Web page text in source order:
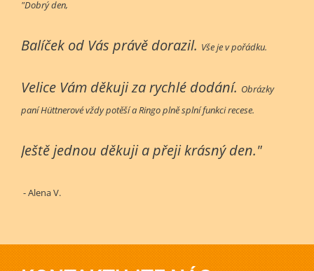
"Dobrý den,
Balíček od Vás právě dorazil. Vše je v pořádku.
Velice Vám děkuji za rychlé dodání. Obrázky
paní Hüttnerové vždy potěší a Ringo plně splní funkci recese.
Ještě jednou děkuji a přeji krásný den."
- Alena V.